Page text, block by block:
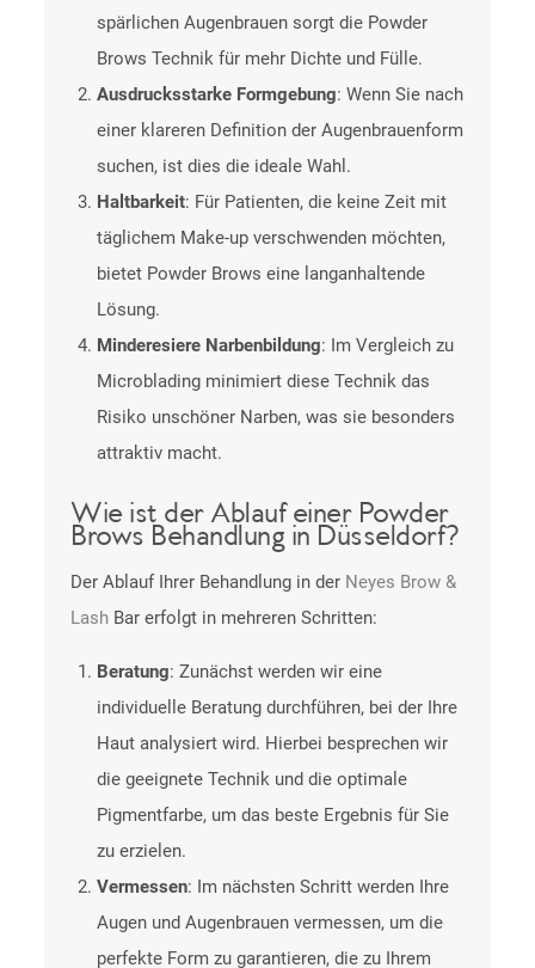
spärlichen Augenbrauen sorgt die Powder
Brows Technik für mehr Dichte und Fülle.
Ausdrucksstarke Formgebung: Wenn Sie nach
einer klareren Definition der Augenbrauenform
suchen, ist dies die ideale Wahl.
Haltbarkeit: Für Patienten, die keine Zeit mit
täglichem Make-up verschwenden möchten,
bietet Powder Brows eine langanhaltende
Lösung.
Minderesiere Narbenbildung: Im Vergleich zu
Microblading minimiert diese Technik das
Risiko unschöner Narben, was sie besonders
attraktiv macht.
Wie ist der Ablauf einer Powder
Brows Behandlung in Düsseldorf?
Der Ablauf Ihrer Behandlung in der Neyes Brow &
Lash Bar erfolgt in mehreren Schritten:
Beratung: Zunächst werden wir eine
individuelle Beratung durchführen, bei der Ihre
Haut analysiert wird. Hierbei besprechen wir
die geeignete Technik und die optimale
Pigmentfarbe, um das beste Ergebnis für Sie
zu erzielen.
Vermessen: Im nächsten Schritt werden Ihre
Augen und Augenbrauen vermessen, um die
perfekte Form zu garantieren, die zu Ihrem